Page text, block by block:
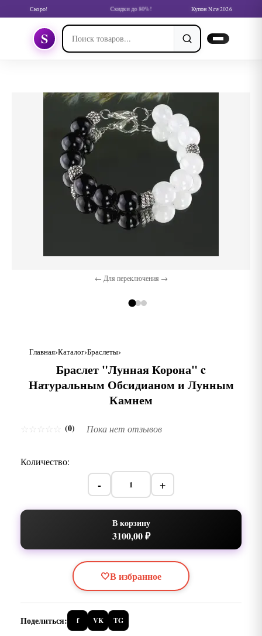
Скоро! Скидки до 80%! Купон New2026
S
← Для переключения →
Главная Каталог Браслеты
Браслет "Лунная Корона" c
Натуральным Обсидианом и Лунным
Камнем
(0) Пока нет отзывов
Количество:
- +
В корзину
3100,00 ₽
🤍В избранное
Поделиться: f VK TG